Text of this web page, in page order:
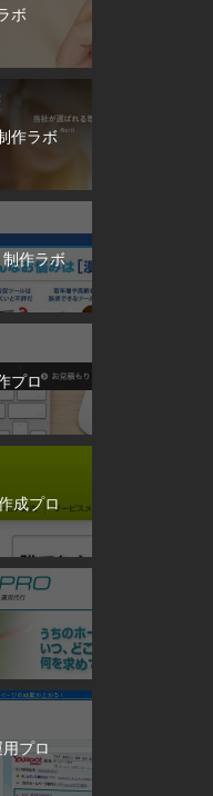
ボ
作ラボ
制作ラボ
プロ
成プロ
プロ